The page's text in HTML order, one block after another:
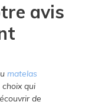
avis
matelas
choix qui
de